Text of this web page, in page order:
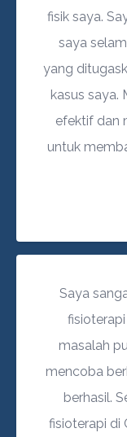
fisik saya.
saya
yang
kasus saya.
efektif dan
untuk
Saya
masalah
mencoba
berhasil.
fisioterapi di